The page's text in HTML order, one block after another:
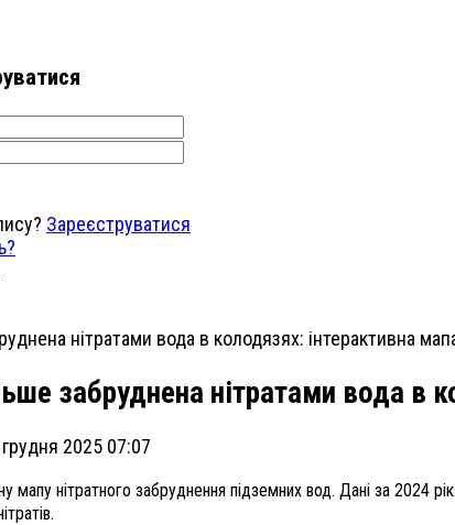
Зареєструватися
забруднена нітратами вода в
2025 07:07
мапу нітратного забруднення підземних вод. Дані за